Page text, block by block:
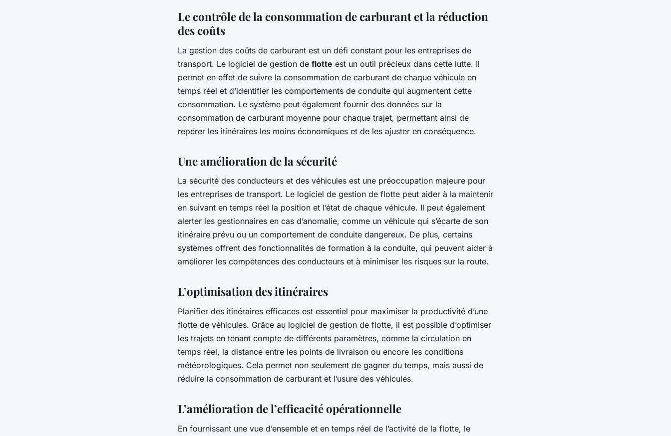
Le contrôle de la consommation de carburant et la réduction
des coûts
La gestion des coûts de carburant est un défi constant pour les entreprises de
transport. Le logiciel de gestion de flotte est un outil précieux dans cette lutte. Il
permet en effet de suivre la consommation de carburant de chaque véhicule en
temps réel et d’identifier les comportements de conduite qui augmentent cette
consommation. Le système peut également fournir des données sur la
consommation de carburant moyenne pour chaque trajet, permettant ainsi de
repérer les itinéraires les moins économiques et de les ajuster en conséquence.
Une amélioration de la sécurité
La sécurité des conducteurs et des véhicules est une préoccupation majeure pour
les entreprises de transport. Le logiciel de gestion de flotte peut aider à la maintenir
en suivant en temps réel la position et l’état de chaque véhicule. Il peut également
alerter les gestionnaires en cas d’anomalie, comme un véhicule qui s’écarte de son
itinéraire prévu ou un comportement de conduite dangereux. De plus, certains
systèmes offrent des fonctionnalités de formation à la conduite, qui peuvent aider à
améliorer les compétences des conducteurs et à minimiser les risques sur la route.
L’optimisation des itinéraires
Planifier des itinéraires efficaces est essentiel pour maximiser la productivité d’une
flotte de véhicules. Grâce au logiciel de gestion de flotte, il est possible d’optimiser
les trajets en tenant compte de différents paramètres, comme la circulation en
temps réel, la distance entre les points de livraison ou encore les conditions
météorologiques. Cela permet non seulement de gagner du temps, mais aussi de
réduire la consommation de carburant et l’usure des véhicules.
L’amélioration de l’efficacité opérationnelle
En fournissant une vue d’ensemble et en temps réel de l’activité de la flotte, le